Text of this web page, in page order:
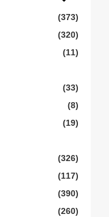
(373)
(320)
(11)
(33)
(8)
(19)
(326)
(117)
(390)
(260)